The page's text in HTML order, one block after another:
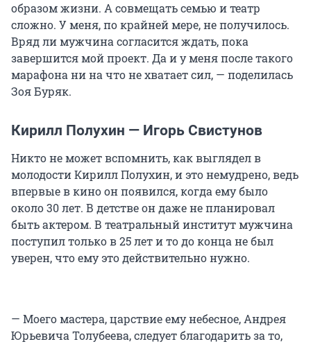
образом жизни. А совмещать семью и театр
сложно. У меня, по крайней мере, не получилось.
Вряд ли мужчина согласится ждать, пока
завершится мой проект. Да и у меня после такого
марафона ни на что не хватает сил, — поделилась
Зоя Буряк.
Кирилл Полухин — Игорь Свистунов
Никто не может вспомнить, как выглядел в
молодости Кирилл Полухин, и это немудрено, ведь
впервые в кино он появился, когда ему было
около 30 лет. В детстве он даже не планировал
быть актером. В театральный институт мужчина
поступил только в 25 лет и то до конца не был
уверен, что ему это действительно нужно.
— Моего мастера, царствие ему небесное, Андрея
Юрьевича Толубеева, следует благодарить за то,